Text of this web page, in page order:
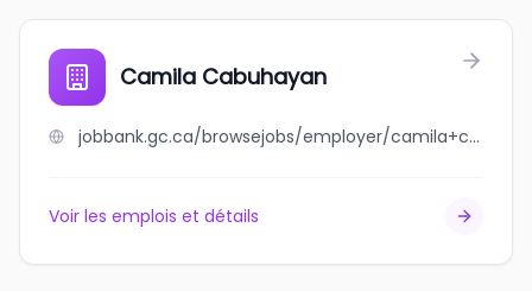
Camila Cabuhayan
jobbank.gc.ca/browsejobs/employer/camila+cabuhayan/ca
Voir les emplois et détails